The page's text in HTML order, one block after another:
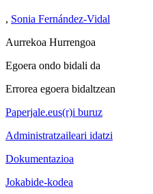
, Sonia Fernández-Vidal
Aurrekoa Hurrengoa
Egoera ondo bidali da
Errorea egoera bidaltzean
Paperjale.eus(r)i buruz
Administratzaileari idatzi
Dokumentazioa
Jokabide-kodea